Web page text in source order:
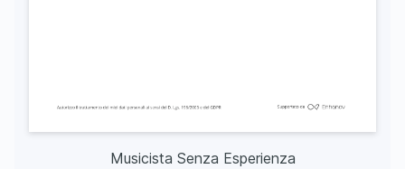
Musicista Senza Esperienza